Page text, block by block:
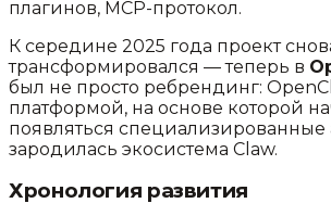
плагинов, MCP-протокол.
К середине 2025 года проект
трансформировался — теперь в
был не просто ребрендинг:
платформой, на основе которой
появляться специализированные
зародилась экосистема Claw.
Хронология развития